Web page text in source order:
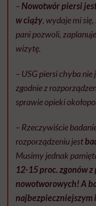
– Nowotwór piersi
w ciąży, wydaje mi
pani pozwoli,
wizytę.
– USG piersi chyba
zgodnie z
sprawie opieki
– Rzeczywiście
rozporządzeniu jest
Musimy jednak
12-15 proc. zgonów
nowotworowych! A
najbezpieczniejszym